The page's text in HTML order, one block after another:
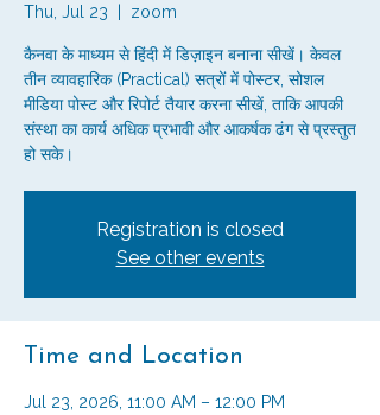
Thu, Jul 23 zoom
कैनवा के माध्यम से हिंदी में डिज़ाइन बनाना सीखें। केवल
तीन व्यावहारिक (Practical) सत्रों में पोस्टर, सोशल
मीडिया पोस्ट और रिपोर्ट तैयार करना सीखें, ताकि आपकी
संस्था का कार्य अधिक प्रभावी और आकर्षक ढंग से प्रस्तुत
हो सके।
Registration is closed
See other events
Time and Location
Jul 23, 2026, 11:00 AM – 12:00 PM